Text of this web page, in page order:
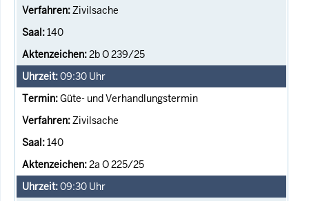
Zivilsache
140
2b O 239/25
09:30 Uhr
Güte- und Verhandlungstermin
Zivilsache
140
2a O 225/25
09:30 Uhr